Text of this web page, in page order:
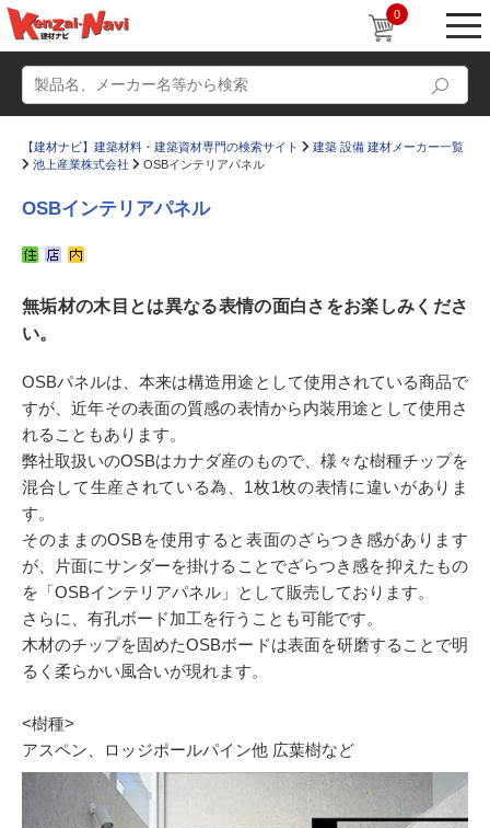
0
かたなび コラム
Q＆A 販売・施工代理店募集
お気に入り
【建材ナビ】建築材料・建築資材専門の検索サイト
建築 設備 建材メーカー一覧
池上産業株式会社
OSBインテリアパネル
OSBインテリアパネル
無垢材の木目とは異なる表情の面白さをお楽しみくださ
い。
OSBパネルは、本来は構造用途として使用されている商品で
すが、近年その表面の質感の表情から内装用途として使用さ
れることもあります。
弊社取扱いのOSBはカナダ産のもので、様々な樹種チップを
混合して生産されている為、1枚1枚の表情に違いがありま
す。
そのままのOSBを使用すると表面のざらつき感があります
が、片面にサンダーを掛けることでざらつき感を抑えたもの
を「OSBインテリアパネル」として販売しております。
さらに、有孔ボード加工を行うことも可能です。
木材のチップを固めたOSBボードは表面を研磨することで明
るく柔らかい風合いが現れます。
<樹種>
アスペン、ロッジポールパイン他 広葉樹など